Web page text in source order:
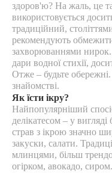
здоров'ю? На жаль, це
використовується
традиційний,
рекомендують обмежити
захворюваннями нирок.
дари водної стихії,
Отже – будьте
знайомстві.
Як їсти ікру?
Найпопулярніший
делікатесом – у
страв з ікрою значно
закуски, салати.
млинцями, більш
огірком, авокадо,